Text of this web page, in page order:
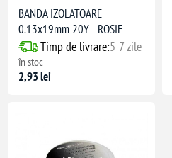
BANDA IZOLATOARE
0.13x19mm 20Y - ROSIE
Timp de livrare:5-7 zile
în stoc
2,93 lei